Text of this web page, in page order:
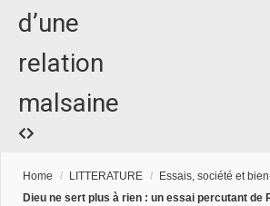
d’une
relation
malsaine
Home / LITTERATURE / Essais, société et
Dieu ne sert plus à rien : un essai percutant de